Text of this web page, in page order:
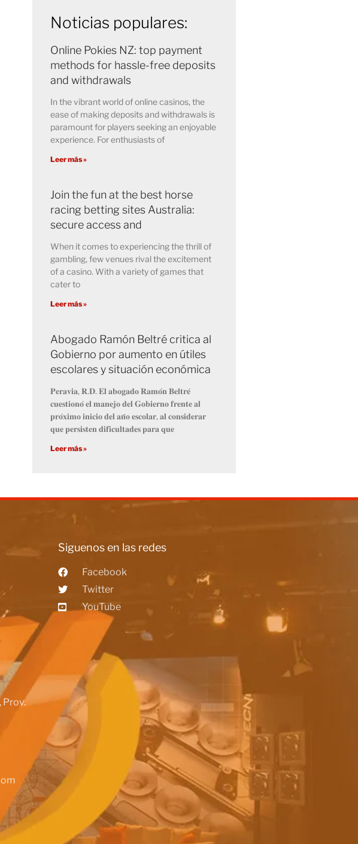
Noticias populares:
Online Pokies NZ: top payment
methods for hassle-free deposits
and withdrawals
In the vibrant world of online casinos, the
ease of making deposits and withdrawals is
paramount for players seeking an enjoyable
experience. For enthusiasts of
Leer más »
Join the fun at the best horse
racing betting sites Australia:
secure access and
When it comes to experiencing the thrill of
gambling, few venues rival the excitement
of a casino. With a variety of games that
cater to
Leer más »
Abogado Ramón Beltré critica al
Gobierno por aumento en útiles
escolares y situación económica
𝐏𝐞𝐫𝐚𝐯𝐢𝐚, 𝐑.𝐃. 𝐄𝐥 𝐚𝐛𝐨𝐠𝐚𝐝𝐨 𝐑𝐚𝐦𝐨́𝐧 𝐁𝐞𝐥𝐭𝐫𝐞́
𝐜𝐮𝐞𝐬𝐭𝐢𝐨𝐧𝐨́ 𝐞𝐥 𝐦𝐚𝐧𝐞𝐣𝐨 𝐝𝐞𝐥 𝐆𝐨𝐛𝐢𝐞𝐫𝐧𝐨 𝐟𝐫𝐞𝐧𝐭𝐞 𝐚𝐥
𝐩𝐫𝐨́𝐱𝐢𝐦𝐨 𝐢𝐧𝐢𝐜𝐢𝐨 𝐝𝐞𝐥 𝐚𝐧̃𝐨 𝐞𝐬𝐜𝐨𝐥𝐚𝐫, 𝐚𝐥 𝐜𝐨𝐧𝐬𝐢𝐝𝐞𝐫𝐚𝐫
𝐪𝐮𝐞 𝐩𝐞𝐫𝐬𝐢𝐬𝐭𝐞𝐧 𝐝𝐢𝐟𝐢𝐜𝐮𝐥𝐭𝐚𝐝𝐞𝐬 𝐩𝐚𝐫𝐚 𝐪𝐮𝐞
Leer más »
Prov.
Siguenos en las redes
Facebook
Twitter
YouTube